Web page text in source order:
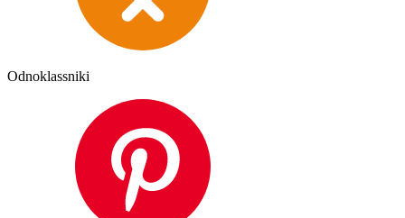
Odnoklassniki